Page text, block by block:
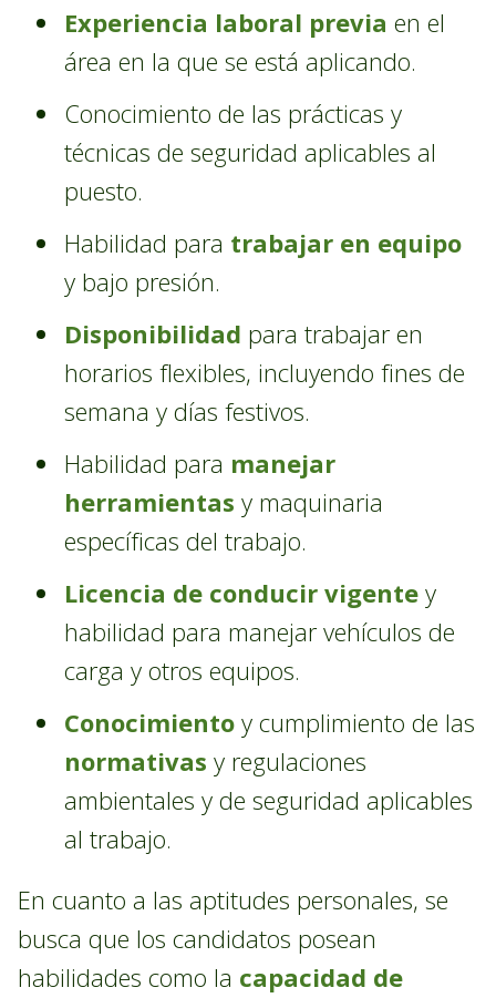
Experiencia laboral previa en el
área en la que se está aplicando.
Conocimiento de las prácticas y
técnicas de seguridad aplicables al
puesto.
Habilidad para trabajar en equipo
y bajo presión.
Disponibilidad para trabajar en
horarios flexibles, incluyendo fines de
semana y días festivos.
Habilidad para manejar
herramientas y maquinaria
específicas del trabajo.
Licencia de conducir vigente y
habilidad para manejar vehículos de
carga y otros equipos.
Conocimiento y cumplimiento de las
normativas y regulaciones
ambientales y de seguridad aplicables
al trabajo.
En cuanto a las aptitudes personales, se
busca que los candidatos posean
habilidades como la capacidad de